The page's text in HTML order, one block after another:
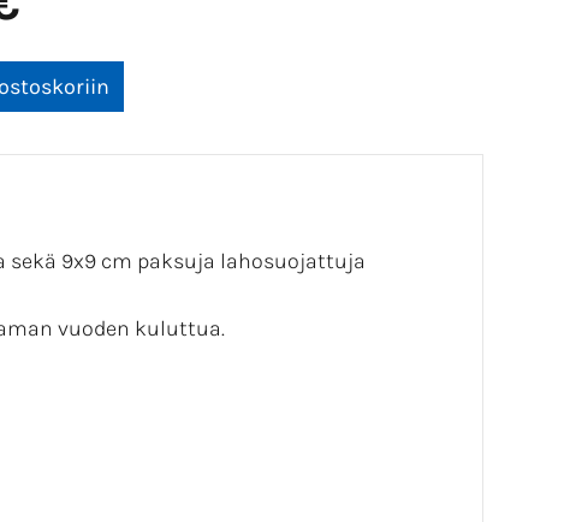
sekä 9x9 cm paksuja lahosuojattuja
vuoden kuluttua.